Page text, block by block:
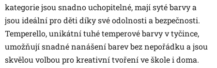
kategorie jsou snadno uchopitelné, mají syté barvy a
jsou ideální pro děti díky své odolnosti a bezpečnosti.
Temperello, unikátní tuhé temperové barvy v tyčince,
umožňují snadné nanášení barev bez nepořádku a jsou
skvělou volbou pro kreativní tvoření ve škole i doma.